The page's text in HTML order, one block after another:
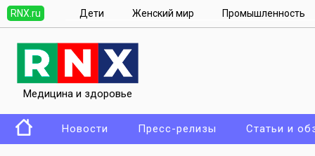
RNX.ru Дети Женский мир Промышленность
Медицина и здоровье
Новости Пресс-релизы Статьи и